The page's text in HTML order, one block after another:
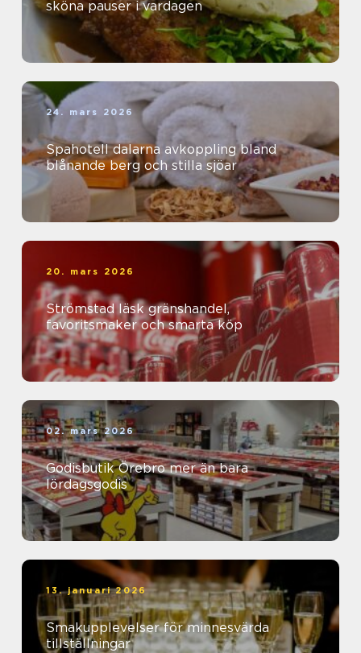
sköna pauser i vardagen
24. mars 2026
Spahotell dalarna avkoppling bland
blånande berg och stilla sjöar
20. mars 2026
Strömstad läsk gränshandel,
favoritsmaker och smarta köp
02. mars 2026
Godisbutik Örebro mer än bara
lördagsgodis
13. januari 2026
Smakupplevelser för minnesvärda
tillställningar